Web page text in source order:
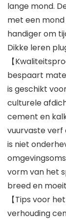
lange mond.
met een mond
handiger om
Dikke leren
【
bespaart
is geschikt
culturele
cement en
vuurvaste verf
is niet
vorm van het
breed en
【Tips voor
verhouding